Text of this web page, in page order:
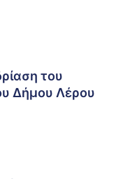
του
Δήμου Λέρου